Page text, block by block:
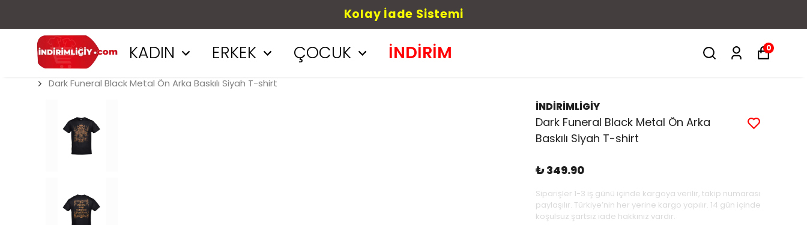
Kolay İade Sistemi
KADIN ERKEK ÇOCUK İNDİRİM 0
Dark Funeral Black Metal Ön Arka Baskılı Siyah T-shirt
İNDİRİMLİGİY
Dark Funeral Black Metal Ön Arka
Baskılı Siyah T-shirt
₺ 349.90
Siparişler 1-3 iş günü içinde kargoya verilir, takip numarası
paylaşılır. Türkiye’nin her yerine kargo yapılır. 14 gün içinde
koşulsuz şartsız iade hakkınız vardır.